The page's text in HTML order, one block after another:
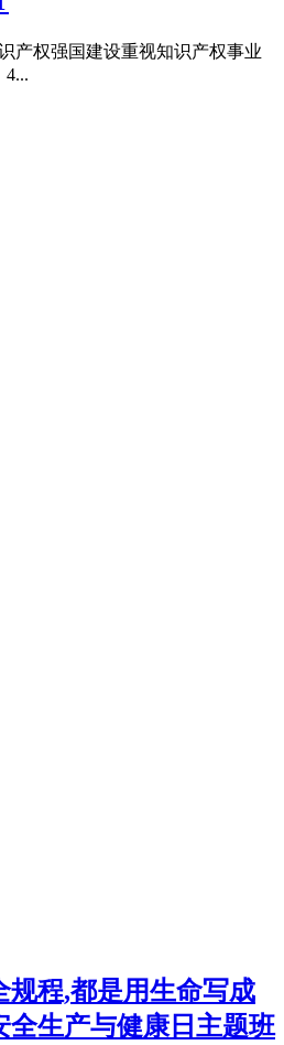
产权强国建设重视知识产权事业
4...
规程,都是用生命写成
生产与健康日主题班